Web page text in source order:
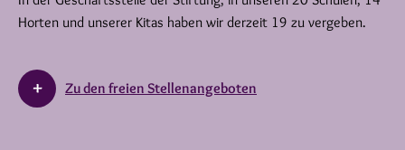
Horten und unserer Kitas haben wir derzeit 19 zu vergeben.
Zu den freien Stellenangeboten